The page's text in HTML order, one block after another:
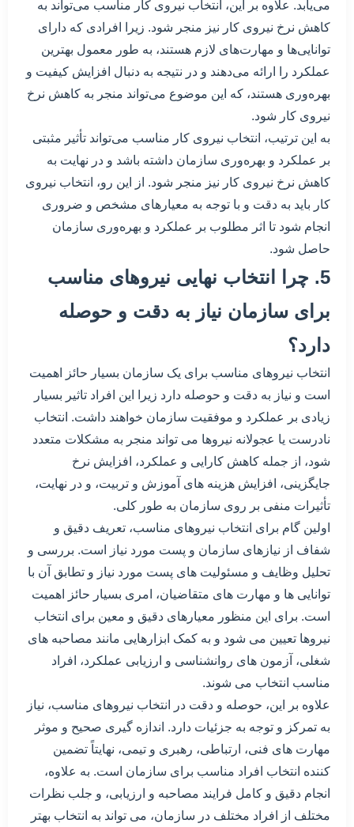
می‌یابد. علاوه بر این، انتخاب نیروی کار مناسب می‌تواند به
کاهش نرخ نیروی کار نیز منجر شود. زیرا افرادی که دارای
توانایی‌ها و مهارت‌های لازم هستند، به طور معمول بهترین
عملکرد را ارائه می‌دهند و در نتیجه به دنبال افزایش کیفیت و
بهره‌وری هستند، که این موضوع می‌تواند منجر به کاهش نرخ
نیروی کار شود.
به این ترتیب، انتخاب نیروی کار مناسب می‌تواند تأثیر مثبتی
بر عملکرد و بهره‌وری سازمان داشته باشد و در نهایت به
کاهش نرخ نیروی کار نیز منجر شود. از این رو، انتخاب نیروی
کار باید به دقت و با توجه به معیارهای مشخص و ضروری
انجام شود تا اثر مطلوب بر عملکرد و بهره‌وری سازمان
حاصل شود.
5. چرا انتخاب نهایی نیروهای مناسب
برای سازمان نیاز به دقت و حوصله
دارد؟
انتخاب نیروهای مناسب برای یک سازمان بسیار حائز اهمیت
است و نیاز به دقت و حوصله دارد زیرا این افراد تاثیر بسیار
زیادی بر عملکرد و موفقیت سازمان خواهند داشت. انتخاب
نادرست یا عجولانه نیروها می تواند منجر به مشکلات متعدد
شود، از جمله کاهش کارایی و عملکرد، افزایش نرخ
جایگزینی، افزایش هزینه های آموزش و تربیت، و در نهایت،
تأثیرات منفی بر روی سازمان به طور کلی.
اولین گام برای انتخاب نیروهای مناسب، تعریف دقیق و
شفاف از نیازهای سازمان و پست مورد نیاز است. بررسی و
تحلیل وظایف و مسئولیت های پست مورد نیاز و تطابق آن با
توانایی ها و مهارت های متقاضیان، امری بسیار حائز اهمیت
است. برای این منظور معیارهای دقیق و معین برای انتخاب
نیروها تعیین می شود و به کمک ابزارهایی مانند مصاحبه های
شغلی، آزمون های روانشناسی و ارزیابی عملکرد، افراد
مناسب انتخاب می شوند.
علاوه بر این، حوصله و دقت در انتخاب نیروهای مناسب، نیاز
به تمرکز و توجه به جزئیات دارد. اندازه گیری صحیح و موثر
مهارت های فنی، ارتباطی، رهبری و تیمی، نهایتاً تضمین
کننده انتخاب افراد مناسب برای سازمان است. به علاوه،
انجام دقیق و کامل فرایند مصاحبه و ارزیابی، و جلب نظرات
مختلف از افراد مختلف در سازمان، می تواند به انتخاب بهتر